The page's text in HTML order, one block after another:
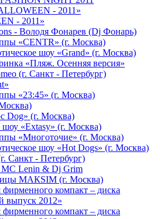
- 2011»
- 2011»
- Володя Фонарев (Dj Фонарь)
«CENTR» (г. Москва)
шоу «Grand» (г. Москва)
«Пляж. Осенняя версия»
(г. Санкт - Петербург)
«23:45» (г. Москва)
Dog» (г. Москва)
шоу «Extasy» (г. Москва)
«Многоточие» (г. Москва)
шоу «Hot Dogs» (г. Москва)
Санкт - Петербург)
Lenin & Dj Grim
МАКSIМ (г. Москва)
фирменного компакт – диска
выпуск 2012»
фирменного компакт – диска